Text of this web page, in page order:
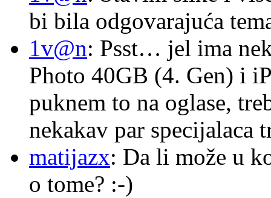
bi bila odgovarajuća
1v@n: Psst… jel ima
Photo 40GB (4. Gen) i
puknem to na oglase,
nekakav par
matijazx: Da li može u
o tome? :-)